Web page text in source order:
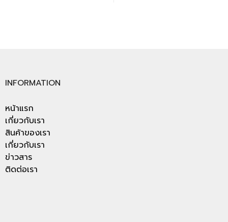
INFORMATION
หน้าแรก
เกี่ยวกับเรา
สินค้าของเรา
เกี่ยวกับเรา
ข่าวสาร
ติดต่อเรา